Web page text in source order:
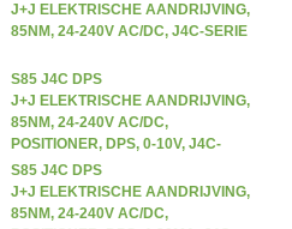
J+J ELEKTRISCHE AANDRIJVING,
85NM, 24-240V AC/DC, J4C-SERIE
S85 J4C DPS
J+J ELEKTRISCHE AANDRIJVING,
85NM, 24-240V AC/DC,
POSITIONER, DPS, 0-10V, J4C-
SERIE
S85 J4C DPS
J+J ELEKTRISCHE AANDRIJVING,
85NM, 24-240V AC/DC,